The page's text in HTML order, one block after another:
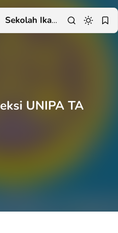
Sekolah Ikatan Dinas
UNIPA TA